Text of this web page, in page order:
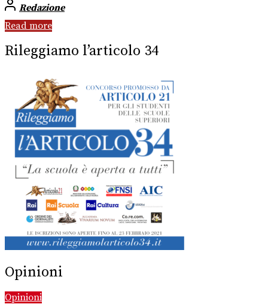
Redazione
Read more
Rileggiamo l’articolo 34
Opinioni
Opinioni